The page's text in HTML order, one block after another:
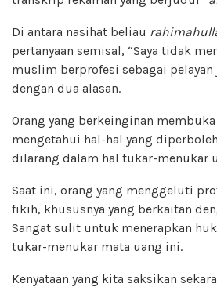
Di antara nasihat beliau
pertanyaan semisal, “Saya tidak
muslim berprofesi sebagai
dengan dua alasan.
Orang yang berkeinginan
mengetahui hal-hal yang
dilarang dalam hal tukar-menukar
Saat ini, orang yang menggeluti
fikih, khususnya yang berkaitan
Sangat sulit untuk menerapkan
tukar-menukar mata uang ini.
Kenyataan yang kita saksikan